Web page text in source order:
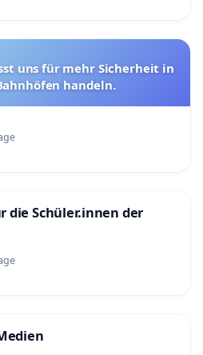
uns für mehr Sicherheit in
handeln.
die Schüler.innen der